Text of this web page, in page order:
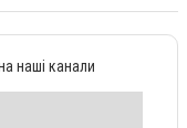
наші канали